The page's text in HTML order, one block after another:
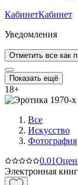
КабинетКабинет
Уведомления
Отметить все как
Показать ещё
18+
Все
Искусство
Фотография
0.01
Электронная